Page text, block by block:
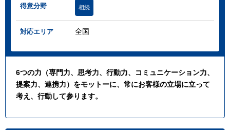
得意分野 相続
対応エリア 全国
6つの力（専門力、思考力、行動力、コミュニケーション力、
提案力、連携力）をモットーに、常にお客様の立場に立って
考え、行動して参ります。